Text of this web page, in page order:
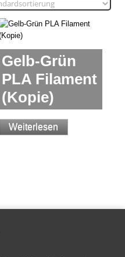
Gelb-Grün
PLA Filament
(Kopie)
Weiterlesen